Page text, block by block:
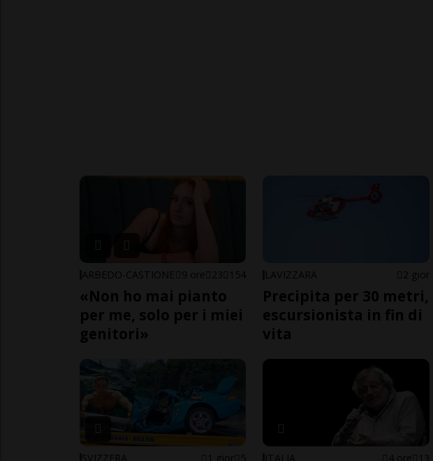
ARBEDO-CASTIONE 9 ore 23 154
«Non ho mai pianto
per me, solo per i miei
genitori»
LAVIZZARA 2 gior
Precipita per 30 metri,
escursionista in fin di
vita
SVIZZERA 1 gior 5 ITALIA 4 ore 13